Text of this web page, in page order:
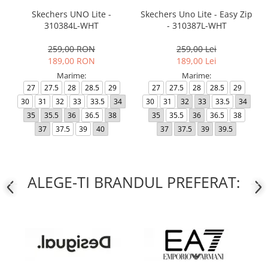
Skechers UNO Lite -
310384L-WHT
259,00 RON
189,00 RON
Marime:
27 27.5 28 28.5
29
30
31 32 33 33.5
34
35
35.5 36 36.5
38
37
37.5 39 40
Skechers Uno Lite - Easy Zip
- 310387L-WHT
259,00 Lei
189,00 Lei
Marime:
27 27.5 28 28.5
29
30
31 32 33 33.5
34
35
35.5 36 36.5
38
37
37.5 39 39.5
ALEGE-TI BRANDUL PREFERAT: